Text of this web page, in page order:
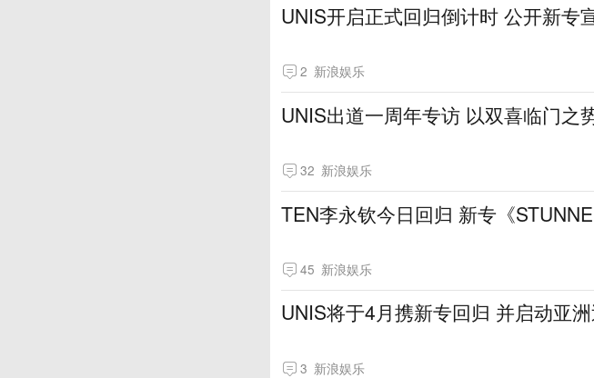
UNIS开启正式回归倒计时 公开新专
2 新浪娱乐
UNIS出道一周年专访 以双喜临门之
32 新浪娱乐
TEN李永钦今日回归 新专《
45 新浪娱乐
UNIS将于4月携新专回归 并启动亚
3 新浪娱乐